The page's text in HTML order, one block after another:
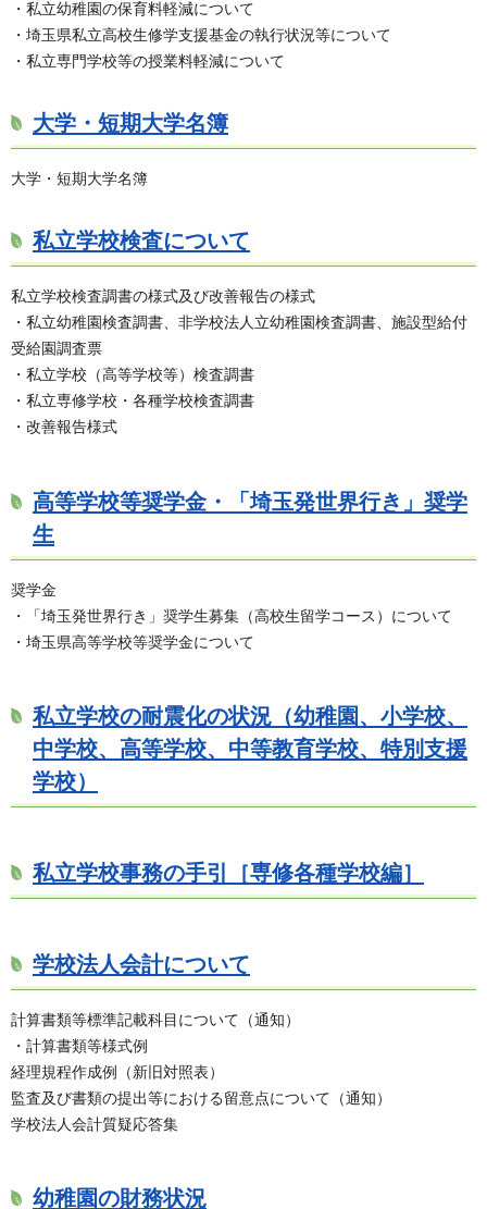
・私立幼稚園の保育料軽減について
・埼玉県私立高校生修学支援基金の執行状況等について
・私立専門学校等の授業料軽減について
大学・短期大学名簿
大学・短期大学名簿
私立学校検査について
私立学校検査調書の様式及び改善報告の様式
・私立幼稚園検査調書、非学校法人立幼稚園検査調書、施設型給付
受給園調査票
・私立学校（高等学校等）検査調書
・私立専修学校・各種学校検査調書
・改善報告様式
高等学校等奨学金・「埼玉発世界行き」奨学
生
奨学金
・「埼玉発世界行き」奨学生募集（高校生留学コース）について
・埼玉県高等学校等奨学金について
私立学校の耐震化の状況（幼稚園、小学校、
中学校、高等学校、中等教育学校、特別支援
学校）
私立学校事務の手引［専修各種学校編］
学校法人会計について
計算書類等標準記載科目について（通知）
・計算書類等様式例
経理規程作成例（新旧対照表）
監査及び書類の提出等における留意点について（通知）
学校法人会計質疑応答集
幼稚園の財務状況